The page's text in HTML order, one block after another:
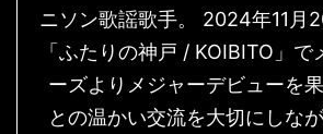
ニソン歌謡歌手。 2024年11月
「ふたりの神戸 / KOIBITO」で
ーズよりメジャーデビューを
との温かい交流を大切にしな